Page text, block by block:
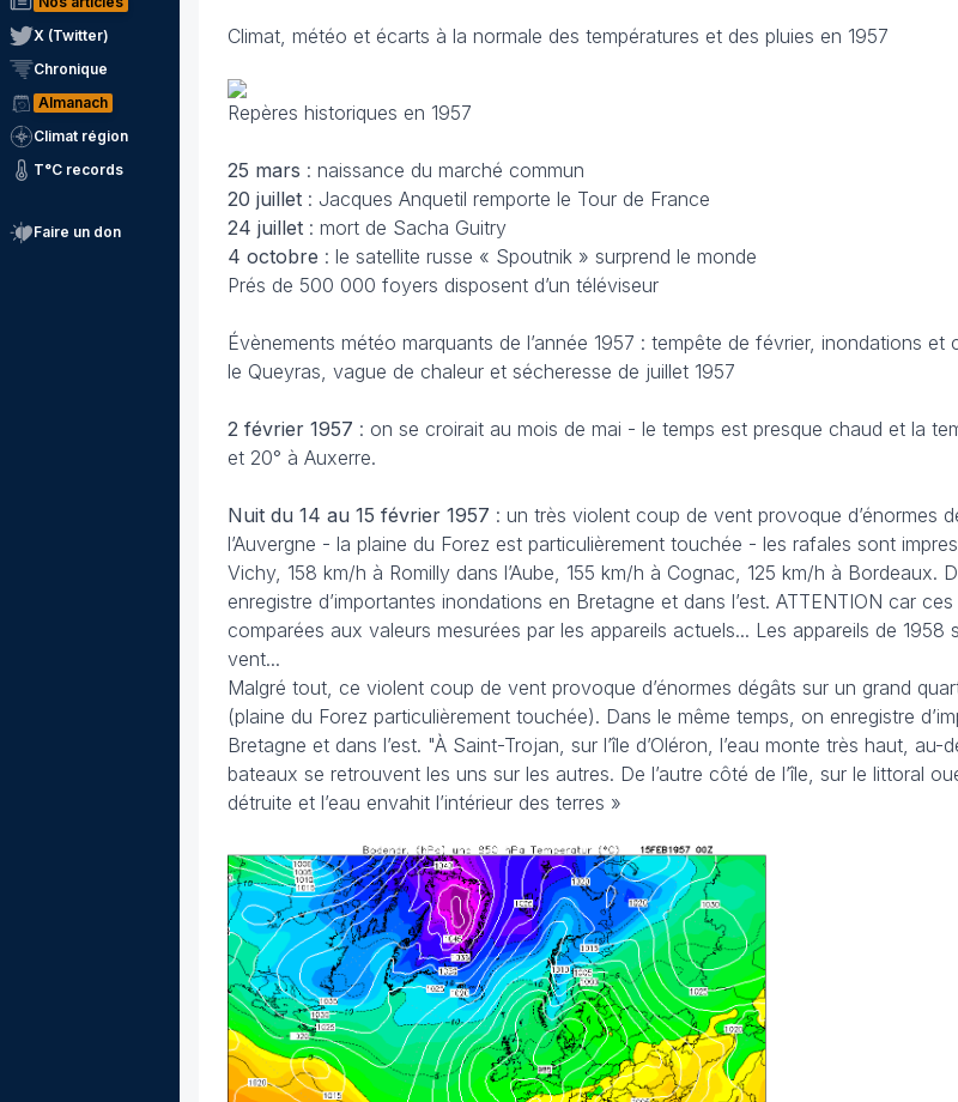
X (Twitter)
Chronique
Almanach
Climat région
T°C records
Faire un don
Climat, météo et écarts à la normale des températures et des pluies en 1957
Repères historiques en 1957
25 mars : naissance du marché commun
20 juillet : Jacques Anquetil remporte le Tour de France
24 juillet : mort de Sacha Guitry
4 octobre : le satellite russe « Spoutnik » surprend le monde
Prés de 500 000 foyers disposent d’un téléviseur
Évènements météo marquants de l’année 1957 : tempête de février, inondations et
le Queyras, vague de chaleur et sécheresse de juillet 1957
2 février 1957 : on se croirait au mois de mai - le temps est presque chaud et la
et 20° à Auxerre.
Nuit du 14 au 15 février 1957 : un très violent coup de vent provoque d’énormes
l’Auvergne - la plaine du Forez est particulièrement touchée - les rafales sont
Vichy, 158 km/h à Romilly dans l’Aube, 155 km/h à Cognac, 125 km/h à Bordeaux.
enregistre d’importantes inondations en Bretagne et dans l’est. ATTENTION car
comparées aux valeurs mesurées par les appareils actuels... Les appareils de 1958
vent...
Malgré tout, ce violent coup de vent provoque d’énormes dégâts sur un grand
(plaine du Forez particulièrement touchée). Dans le même temps, on enregistre
Bretagne et dans l’est. "À Saint-Trojan, sur l’île d’Oléron, l’eau monte très haut, au-
bateaux se retrouvent les uns sur les autres. De l’autre côté de l’île, sur le littoral
détruite et l’eau envahit l’intérieur des terres »